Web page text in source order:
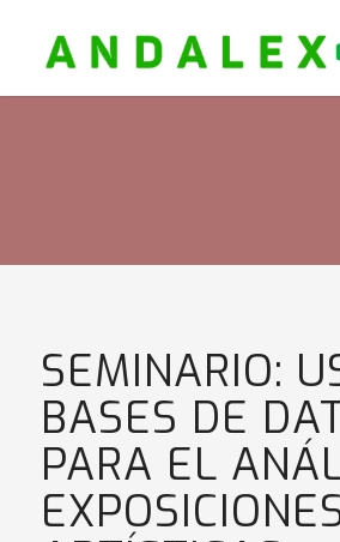
SEMINARIO:
BASES DE
PARA EL